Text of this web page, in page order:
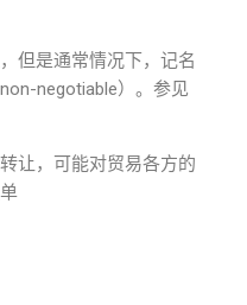
但是通常情况下，记名
negotiable）。参见
让，可能对贸易各方的